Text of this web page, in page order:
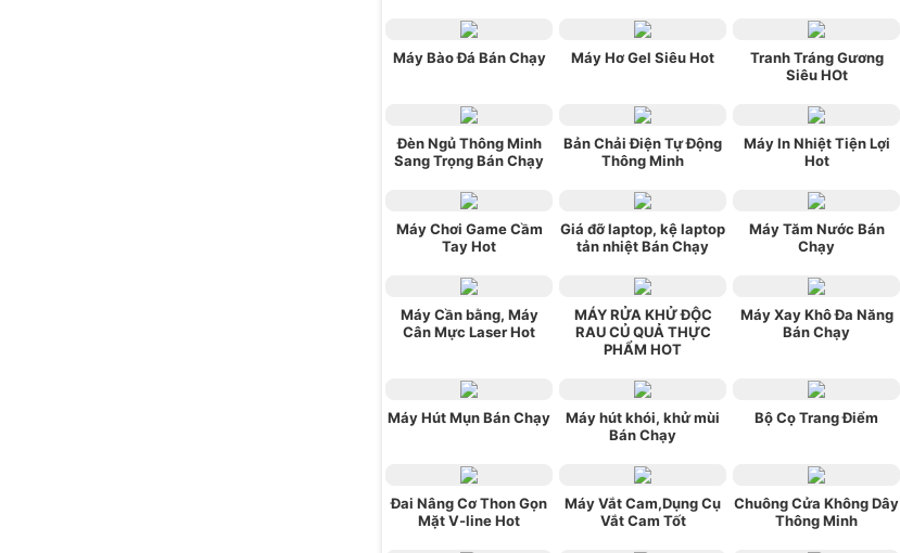
Máy Bào Đá Bán Chạy Máy Hơ Gel Siêu Hot
Tranh Tráng Gương
Siêu HOt
Đèn Ngủ Thông Minh
Sang Trọng Bán Chạy
Bản Chải Điện Tự Động
Thông Minh
Máy In Nhiệt Tiện Lợi
Hot
Máy Chơi Game Cầm
Tay Hot
Giá đỡ laptop, kệ laptop
tản nhiệt Bán Chạy
Máy Tăm Nước Bán
Chạy
Máy Cần bằng, Máy
Cân Mực Laser Hot
MÁY RỬA KHỬ ĐỘC
RAU CỦ QUẢ THỰC
PHẨM HOT
Máy Xay Khô Đa Năng
Bán Chạy
Máy Hút Mụn Bán Chạy
Máy hút khói, khử mùi
Bán Chạy
Bộ Cọ Trang Điểm
Đai Nâng Cơ Thon Gọn
Mặt V-line Hot
Máy Vắt Cam,Dụng Cụ
Vắt Cam Tốt
Chuông Cửa Không Dây
Thông Minh